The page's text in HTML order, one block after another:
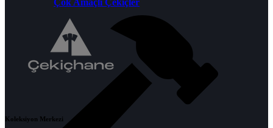
Çok Amaçlı Çekiçler
Koleksiyon Merkezi